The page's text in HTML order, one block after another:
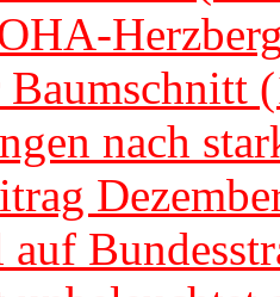
Baumschnitt
nach